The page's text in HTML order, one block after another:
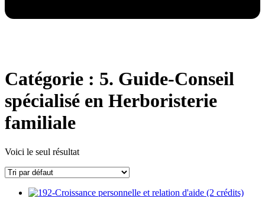
Catégorie : 5. Guide-Conseil
spécialisé en Herboristerie
familiale
Voici le seul résultat